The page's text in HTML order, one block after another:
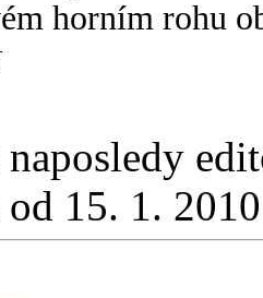
horním rohu
15. 1.